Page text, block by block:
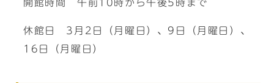
開館時間 午前10時から午後5時まで
休館日 3月2日（月曜日）、9日（月曜日）、
16日（月曜日）